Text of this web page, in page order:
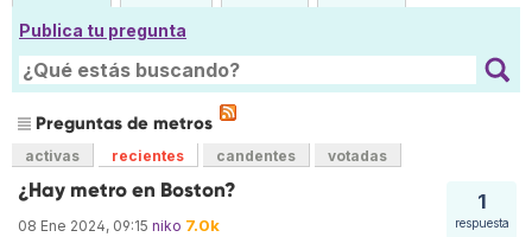
Publica tu pregunta
Preguntas de metros
activas recientes candentes votadas
1
respuesta
¿Hay metro en Boston?
08 Ene 2024, 09:15 niko 7.0k